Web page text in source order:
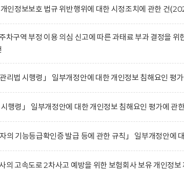
인정보보호 법규 위반행위에 대한 시정조치에 관한 건
차구역 부정 이용 의심 신고에 따른 과태료 부과 결정을 위
관리법 시행령」 일부개정안에 대한 개인정보 침해요인 평
시행령」 일부개정안에 대한 개인정보 침해요인 평가에 관
자의 기능등급확인증 발급 등에 관한 규칙」 일부개정안에
의 고속도로 2차사고 예방을 위한 보험회사 보유 개인정보